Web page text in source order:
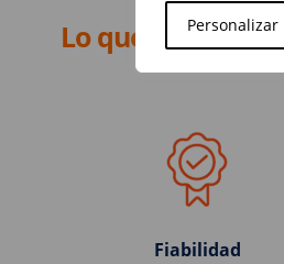
Personalizar
Lo que
Fiabilidad